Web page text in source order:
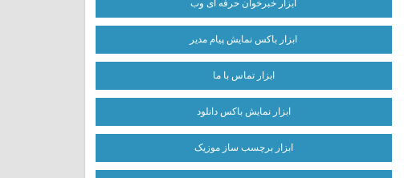
ابزار خبرخوان حرفه ای وب
ابزار باکس نمایش پیام مدیر
ابزار تماس با ما
ابزار نمایش باکس دانلود
ابزار برچسب ساز موزیک